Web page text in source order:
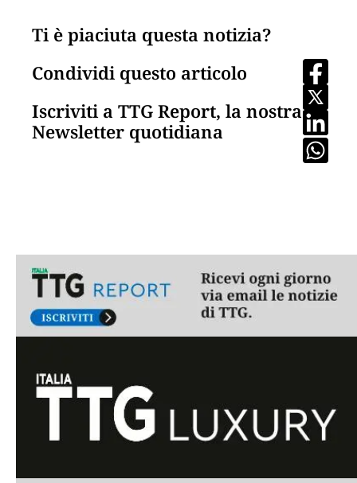
Ti è piaciuta questa notizia?
Condividi questo articolo
Iscriviti a TTG Report, la nostra
Newsletter quotidiana